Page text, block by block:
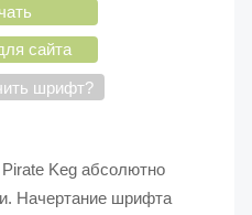
сайта
шрифт?
Keg абсолютно
Начертание шрифта